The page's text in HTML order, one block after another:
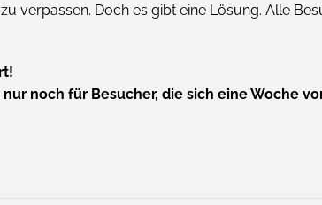
verpassen. Doch es gibt eine Lösung. Alle
noch für Besucher, die sich eine Woche